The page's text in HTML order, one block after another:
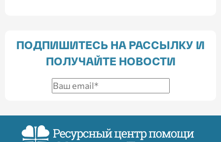
ПОДПИШИТЕСЬ НА РАССЫЛКУ И
ПОЛУЧАЙТЕ НОВОСТИ